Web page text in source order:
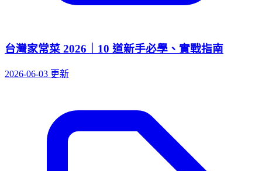
台灣家常菜 2026｜10 道新手必學、實戰指南
2026-06-03 更新